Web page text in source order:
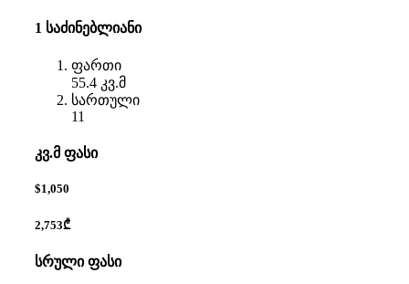
1 საძინებლიანი
ფართი
55.4 კვ.მ
სართული
11
კვ.მ ფასი
$1,050
2,753₾
სრული ფასი